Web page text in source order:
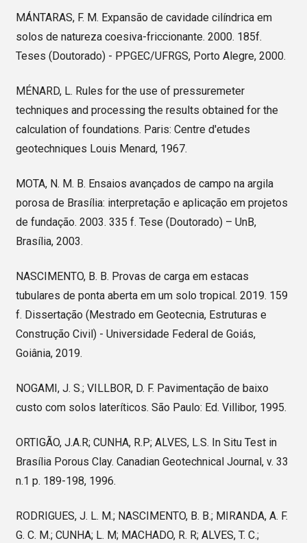
MÁNTARAS, F. M. Expansão de cavidade cilíndrica em
solos de natureza coesiva-friccionante. 2000. 185f.
Teses (Doutorado) - PPGEC/UFRGS, Porto Alegre, 2000.
MÉNARD, L. Rules for the use of pressuremeter
techniques and processing the results obtained for the
calculation of foundations. Paris: Centre d'etudes
geotechniques Louis Menard, 1967.
MOTA, N. M. B. Ensaios avançados de campo na argila
porosa de Brasília: interpretação e aplicação em projetos
de fundação. 2003. 335 f. Tese (Doutorado) – UnB,
Brasília, 2003.
NASCIMENTO, B. B. Provas de carga em estacas
tubulares de ponta aberta em um solo tropical. 2019. 159
f. Dissertação (Mestrado em Geotecnia, Estruturas e
Construção Civil) - Universidade Federal de Goiás,
Goiânia, 2019.
NOGAMI, J. S.; VILLBOR, D. F. Pavimentação de baixo
custo com solos lateríticos. São Paulo: Ed. Villibor, 1995.
ORTIGÃO, J.A.R; CUNHA, R.P; ALVES, L.S. In Situ Test in
Brasília Porous Clay. Canadian Geotechnical Journal, v. 33
n.1 p. 189-198, 1996.
RODRIGUES, J. L. M.; NASCIMENTO, B. B.; MIRANDA, A. F.
G. C. M.; CUNHA; L. M; MACHADO, R. R; ALVES, T. C.;